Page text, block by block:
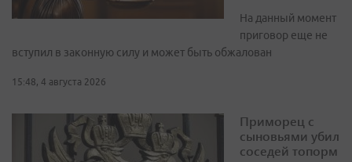
На данный момент
приговор еще не
вступил в законную силу и может быть обжалован
15:48, 4 августа 2026
Приморец с
сыновьями убил
соседей топорм